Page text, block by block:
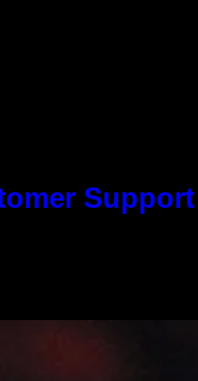
Support